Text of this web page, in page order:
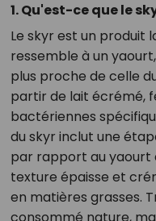
1. Qu'est-ce que le
Le skyr est un produit
ressemble à un
plus proche de celle
partir de lait écrémé,
bactériennes
du skyr inclut une
par rapport au yaourt
texture épaisse et
en matières grasses.